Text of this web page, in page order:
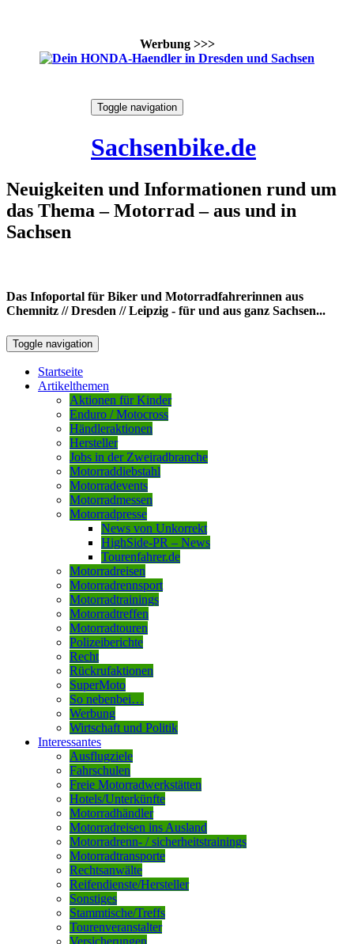
Werbung >>>
Toggle navigation
Sachsenbike.de
Neuigkeiten und Informationen rund um
das Thema – Motorrad – aus und in
Sachsen
Das Infoportal für Biker und Motorradfahrerinnen aus
Chemnitz // Dresden // Leipzig - für und aus ganz Sachsen...
Toggle navigation
Startseite
Artikelthemen
Aktionen für Kinder
Enduro / Motocross
Händleraktionen
Hersteller
Jobs in der Zweiradbranche
Motorraddiebstahl
Motorradevents
Motorradmessen
Motorradpresse
News von Unkorrekt
HighSide-PR – News
Tourenfahrer.de
Motorradreisen
Motorradrennsport
Motorradtrainings
Motorradtreffen
Motorradtouren
Polizeiberichte
Recht
Rückrufaktionen
SuperMoto
So nebenbei…
Werbung
Wirtschaft und Politik
Interessantes
Ausflugziele
Fahrschulen
Freie Motorradwerkstätten
Hotels/Unterkünfte
Motorradhändler
Motorradreisen ins Ausland
Motorradrenn- / sicherheitstrainings
Motorradtransporte
Rechtsanwälte
Reifendienste/Hersteller
Sonstiges
Stammtische/Treffs
Tourenveranstalter
Versicherungen